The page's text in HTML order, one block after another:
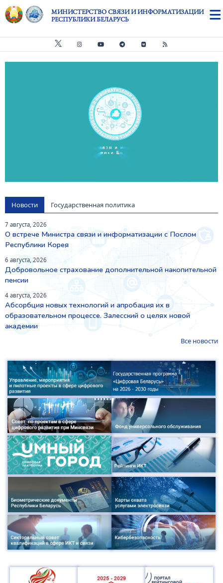
Перейти к основному содержанию
МИНИСТЕРСТВО СВЯЗИ И ИНФОРМАТИЗАЦИИ
РЕСПУБЛИКИ БЕЛАРУСЬ
Новости Государственная политика
7 августа, 2026
О встрече Министра связи и информатизации с Послом
Республики Корея
6 августа, 2026
Добровольное страхование дополнительной накопительной
пенсии
4 августа, 2026
Абсорбция новых технологий и апробация их в
образовательном процессе. Залесский о целях новой
академии
Все новости